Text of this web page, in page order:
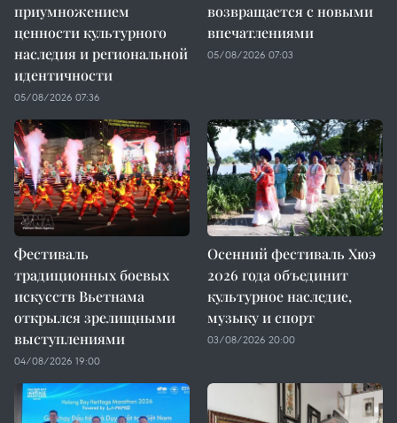
приумножением
ценности культурного
наследия и региональной
идентичности
05/08/2026 07:36
возвращается с новыми
впечатлениями
05/08/2026 07:03
Фестиваль
традиционных боевых
искусств Вьетнама
открылся зрелищными
выступлениями
04/08/2026 19:00
Осенний фестиваль Хюэ
2026 года объединит
культурное наследие,
музыку и спорт
03/08/2026 20:00